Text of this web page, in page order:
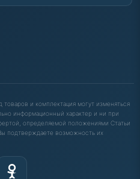
и комплектация могут изменяться
информационный характер и ни при
определяемой положениями Статьи
подтверждаете возможность их